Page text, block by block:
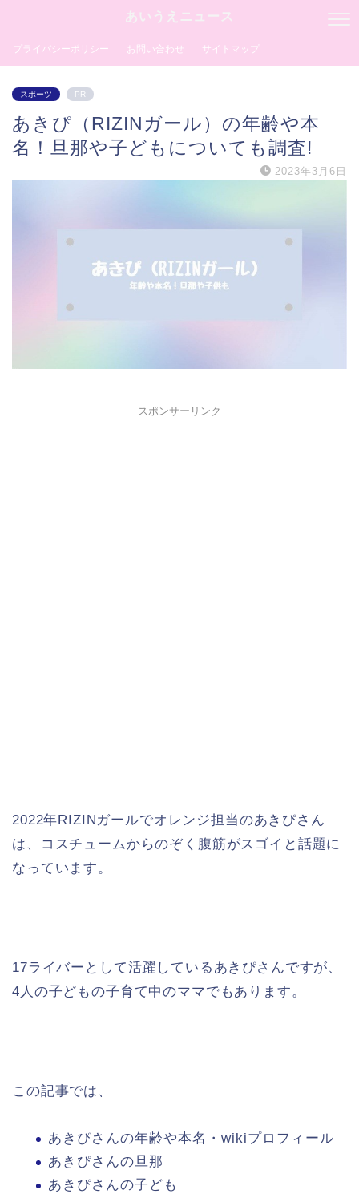
あいうえニュース
プライバシーポリシー お問い合わせ サイトマップ
スポーツ PR
あきぴ（RIZINガール）の年齢や本
名！旦那や子どもについても調査!
2023年3月6日
スポンサーリンク
2022年RIZINガールでオレンジ担当のあきぴさん
は、コスチュームからのぞく腹筋がスゴイと話題に
なっています。
17ライバーとして活躍しているあきぴさんですが、
4人の子どもの子育て中のママでもあります。
この記事では、
あきぴさんの年齢や本名・wikiプロフィール
あきぴさんの旦那
あきぴさんの子ども